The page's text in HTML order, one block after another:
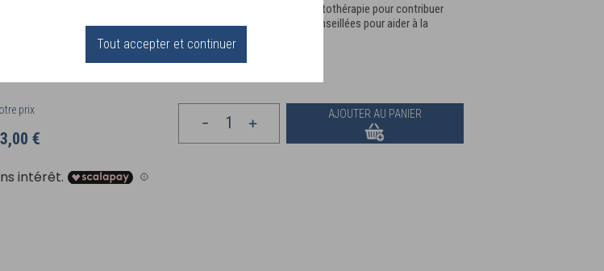
Tout accepter et continuer
) : Les feuilles d’Artichaut sont traditionnellement utilisées en phytothérapie pour contribuer
urinaires, maintenir un foie sain, et sont plus largement conseillées pour aider à la
) : Les feuilles de Thé Vert aide à l’élimination rénale de l’eau.
C
prix
€
AJOUTER AU PANIER